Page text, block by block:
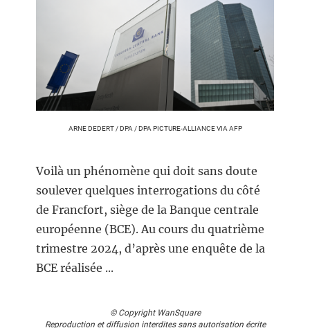
ARNE DEDERT / DPA / DPA PICTURE-ALLIANCE VIA AFP
Voilà un phénomène qui doit sans doute
soulever quelques interrogations du côté
de Francfort, siège de la Banque centrale
européenne (BCE). Au cours du quatrième
trimestre 2024, d’après une enquête de la
BCE réalisée ...
© Copyright WanSquare
Reproduction et diffusion interdites sans autorisation écrite